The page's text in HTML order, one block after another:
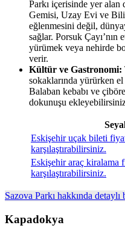
Parkı içerisinde yer alan
Gemisi, Uzay Evi ve
eğlenmesini değil,
sağlar. Porsuk Çayı’nın
yürümek veya nehirde
verir.
Kültür ve Gastronomi:
sokaklarında yürürken
Balaban kebabı ve
dokunuşu
Eskişehir uçak bileti
karşılaştırabilirsiniz.
Eskişehir araç kiralama
karşılaştırabilirsiniz.
Sazova Parkı hakkında
Kapadokya